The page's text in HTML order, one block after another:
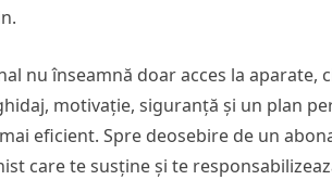
nu înseamnă doar acces la
motivație, siguranță și un plan
eficient. Spre deosebire de un
care te susține și te